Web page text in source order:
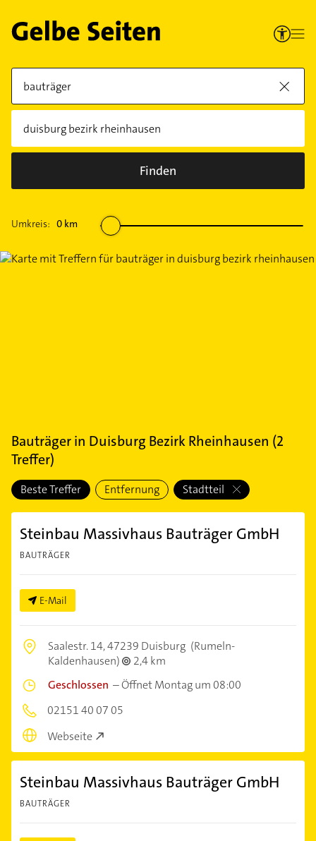
Finden
Umkreis: 0 km
Bauträgerin Duisburg Bezirk Rheinhausen (2
Treffer)
Beste Treffer Entfernung Stadtteil
Steinbau Massivhaus Bauträger GmbH
BAUTRÄGER
E-Mail
Saalestr. 14,47239 Duisburg (Rumeln-
Kaldenhausen)
2,4 km
Geschlossen –Öffnet Montag um 08:00
02151 40 07 05
Webseite
Steinbau Massivhaus Bauträger GmbH
BAUTRÄGER